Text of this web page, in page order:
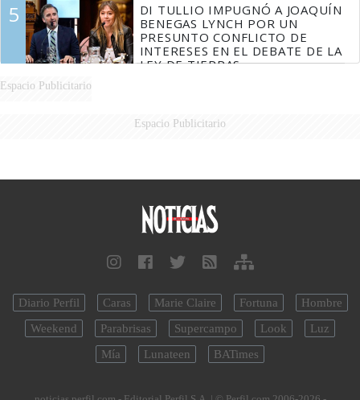
5
DI TULLIO IMPUGNÓ A JOAQUÍN
BENEGAS LYNCH POR UN
PRESUNTO CONFLICTO DE
INTERESES EN EL DEBATE DE LA
LEY DE TIERRAS
Espacio Publicitario
Espacio Publicitario
Diario Perfil Caras Marie Claire Fortuna
Hombre
Weekend
Parabrisas Supercampo Look
Luz
Mía
Lunateen BATimes